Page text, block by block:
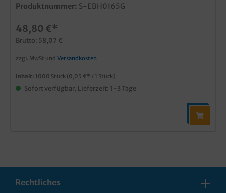
Produktnummer: S-EBH0165G
48,80 €*
Brutto: 58,07 €
zzgl. MwSt und Versandkosten
Inhalt: 1000 Stück (0,05 €* / 1 Stück)
Sofort verfügbar, Lieferzeit: 1-3 Tage
Rechtliches